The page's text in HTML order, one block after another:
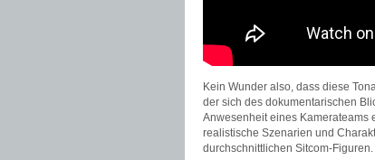
Kein Wunder also, dass diese
der sich des dokumentarischen
Anwesenheit eines Kamerateams
realistische Szenarien und
durchschnittlichen Sitcom-Figuren.